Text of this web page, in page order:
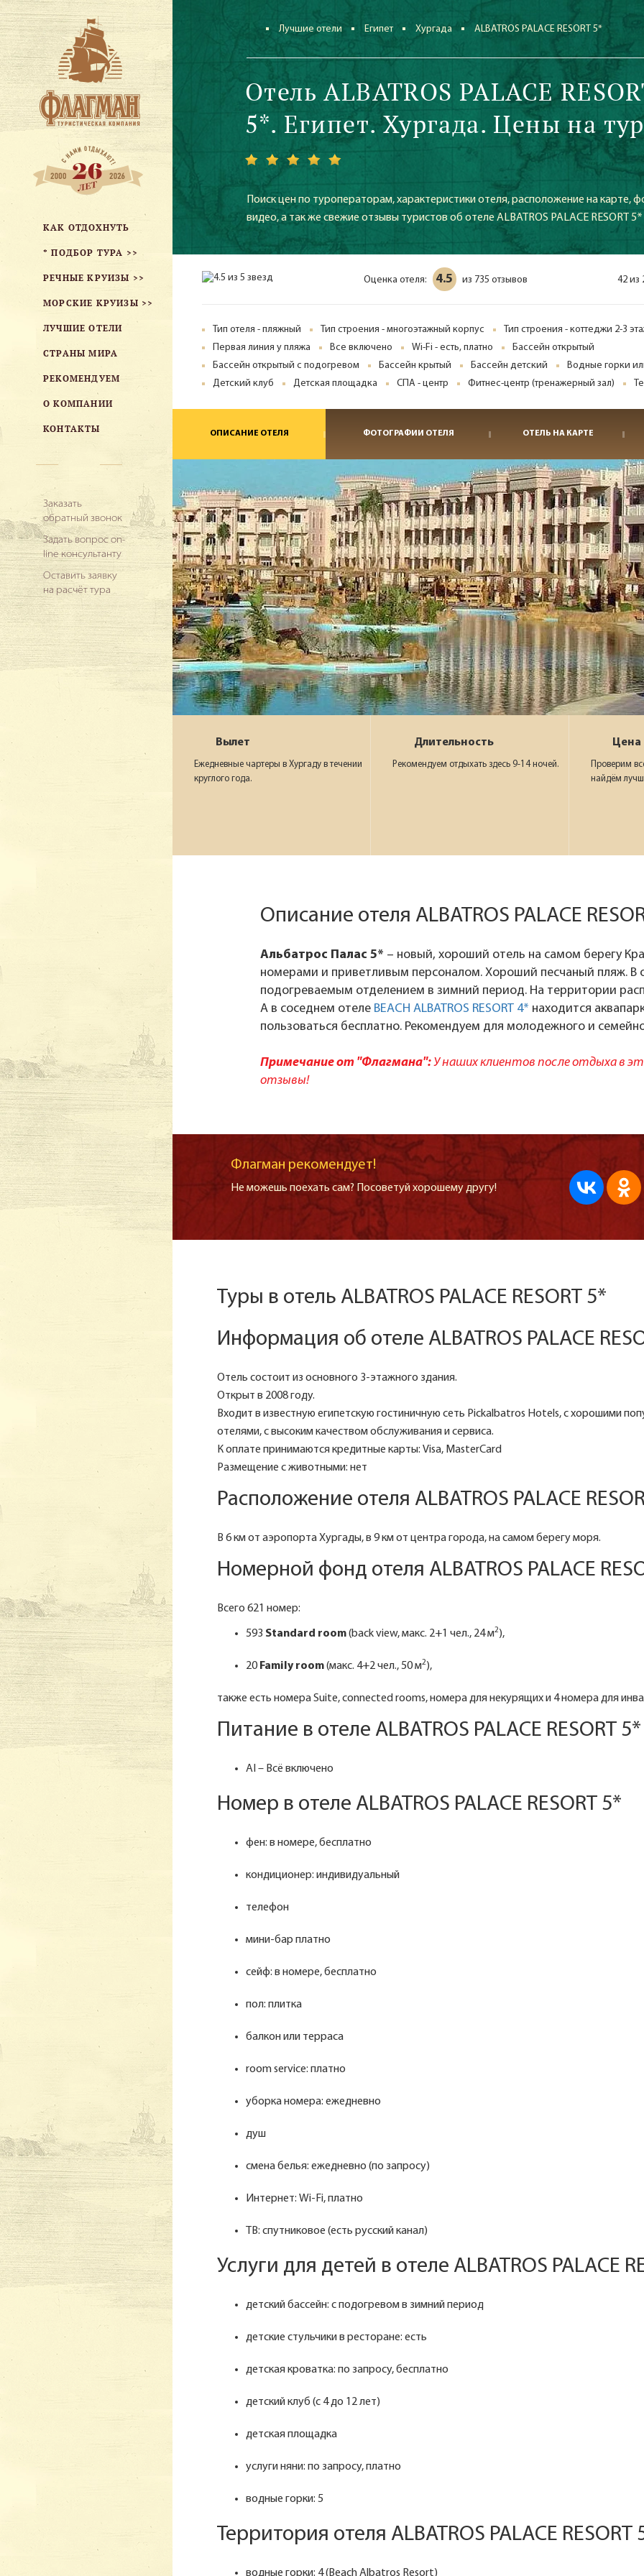
КАК ОТДОХНУТЬ
* ПОДБОР ТУРА >>
РЕЧНЫЕ КРУИЗЫ >>
МОРСКИЕ КРУИЗЫ >>
ЛУЧШИЕ ОТЕЛИ
СТРАНЫ МИРА
РЕКОМЕНДУЕМ
О КОМПАНИИ
КОНТАКТЫ
Заказать
обратный звонок
Задать вопрос on-
line консультанту
Оставить заявку
на расчёт тура
Лучшие отели Египет Хургада ALBATROS PALACE RESORT 5*
Отель ALBATROS PALACE
5*. Египет. Хургада. Цены на
Поиск цен по туроператорам, характеристики отеля, расположение на карте,
видео, а так же свежие отзывы туристов об отеле ALBATROS PALACE RESORT 5*
Оценка отеля: 4.5 из 735 отзывов 42 из
Тип отеля - пляжный Тип строения - многоэтажный корпус
Тип строения - коттеджи 2-3
Первая линия у пляжа
Все включено Wi-Fi - есть, платно
Бассейн открытый
Бассейн открытый с подогревом
Бассейн крытый Бассейн детский
Водные горки
Детский клуб
Детская площадка СПА - центр Фитнес-центр (тренажерный зал)
ОПИСАНИЕ ОТЕЛЯ ФОТОГРАФИИ ОТЕЛЯ ОТЕЛЬ НА КАРТЕ
Вылет
Ежедневные чартеры в Хургаду в течении
круглого года.
Длительность
Рекомендуем отдыхать здесь 9-14 ночей.
Цена
Проверим
найдём
Описание отеля ALBATROS PALACE
Альбатрос Палас 5* – новый, хороший отель на самом берегу
номерами и приветливым персоналом. Хороший песчаный пляж. В
подогреваемым отделением в зимний период. На территории
А в соседнем отеле BEACH ALBATROS RESORT 4* находится
пользоваться бесплатно. Рекомендуем для молодежного и
Примечание от "Флагмана":У наших клиентов после отдыха в
отзывы!
Флагман рекомендует!
Не можешь поехать сам? Посоветуй хорошему другу!
Туры в отель ALBATROS PALACE RESORT 5*
Информация об отеле ALBATROS PALACE
Отель состоит из основного 3-этажного здания.
Открыт в 2008 году.
Входит в известную египетскую гостиничную сеть Pickalbatros Hotels, с хорошими
отелями, с высоким качеством обслуживания и сервиса.
К оплате принимаются кредитные карты: Visa, MasterCard
Размещение с животными: нет
Расположение отеля ALBATROS PALACE
В 6 км от аэропорта Хургады, в 9 км от центра города, на самом берегу моря.
Номерной фонд отеля ALBATROS PALACE
Всего 621 номер:
593 Standard room(back view, макс. 2+1 чел., 24 м2),
20 Family room(макс. 4+2 чел., 50 м2),
также есть номера Suite, connected rooms, номера для некурящих и 4 номера для
Питание в отеле ALBATROS PALACE RESORT 5*
AI – Всё включено
Номер в отеле ALBATROS PALACE RESORT 5*
фен: в номере, бесплатно
кондиционер: индивидуальный
телефон
мини-бар платно
сейф: в номере, бесплатно
пол: плитка
балкон или терраса
room service: платно
уборка номера: ежедневно
душ
смена белья: ежедневно (по запросу)
Интернет: Wi-Fi, платно
ТВ: спутниковое (есть русский канал)
Услуги для детей в отеле ALBATROS PALACE
детский бассейн: с подогревом в зимний период
детские стульчики в ресторане: есть
детская кроватка: по запросу, бесплатно
детский клуб (с 4 до 12 лет)
детская площадка
услуги няни: по запросу, платно
водные горки: 5
Территория отеля ALBATROS PALACE RESORT
водные горки: 4 (Beach Albatros Resort)